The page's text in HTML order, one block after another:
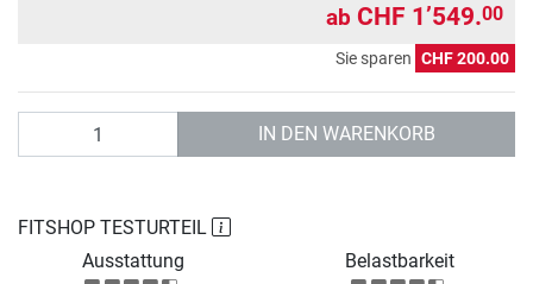
ab CHF 1’549.00
Sie sparen CHF 200.00
IN DEN WARENKORB
FITSHOP TESTURTEIL
Ausstattung
Belastbarkeit